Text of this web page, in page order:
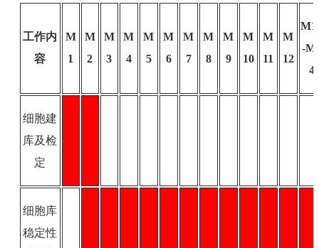
工作内
容
M
1
M
2
M
3
M
4
M
5
M
6
M
7
M
8
M
9
M
10
M
11
M
12
-
4
细胞建
库及检
定
细胞库
稳定性